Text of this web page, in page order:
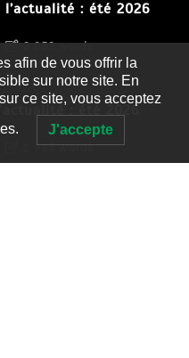
l’actualité : été 2026
3 052 words
: été 2026
2 995 words
afin de vous offrir la
sur notre site. En
ce site, vous acceptez
J'accepte